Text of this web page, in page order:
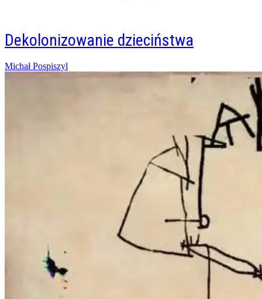
Dekolonizowanie dzieciństwa
Posted
Michał Pospiszyl